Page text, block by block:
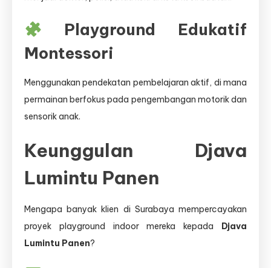
Playground Edukatif
Montessori
Menggunakan pendekatan pembelajaran aktif, di mana
permainan berfokus pada pengembangan motorik dan
sensorik anak.
Keunggulan Djava
Lumintu Panen
Mengapa banyak klien di Surabaya mempercayakan
proyek playground indoor mereka kepada Djava
Lumintu Panen?